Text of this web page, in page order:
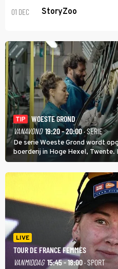
01 DEC StoryZoo
TIP
WOESTE GROND
VANAVOND 19:20 - 20:00· SERIE
De serie Woeste Grond wordt
boerderij in Hoge Hexel,
koeien moest sluiten, omdat het
ligt. In de serie heerst er een
LIVE
TOUR DE FRANCE FEMMES
VANMIDDAG 15:45 - 18:00· SPORT